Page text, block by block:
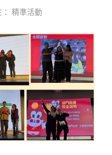
精準活動